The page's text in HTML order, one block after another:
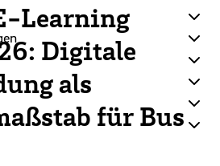
Learning
Digitale
als
für Bus